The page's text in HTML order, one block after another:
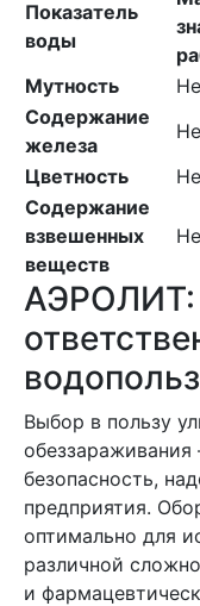
Показатель
воды
Мутность
Содержание
железа
Цветность
Содержание
взвешенных
веществ
АЭРОЛИТ:
Выбор в пользу
безопасность,
предприятия.
оптимально для
различной
и